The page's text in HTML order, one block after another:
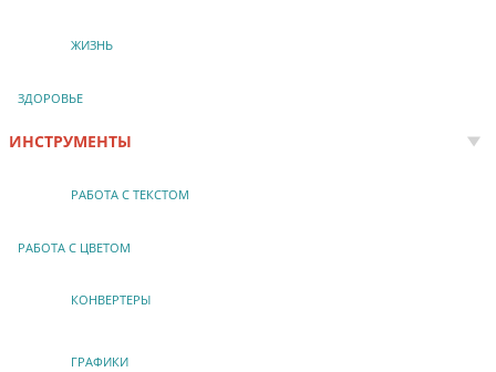
ЖИЗНЬ
ЗДОРОВЬЕ
ИНСТРУМЕНТЫ
РАБОТА С ТЕКСТОМ
РАБОТА С ЦВЕТОМ
КОНВЕРТЕРЫ
ГРАФИКИ